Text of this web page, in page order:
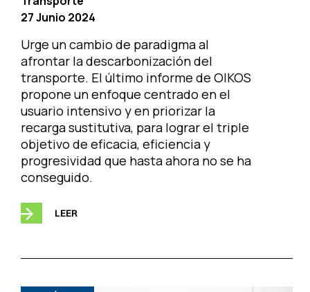
27 Junio 2024
Urge un cambio de paradigma al
afrontar la descarbonización del
transporte. El último informe de OIKOS
propone un enfoque centrado en el
usuario intensivo y en priorizar la
recarga sustitutiva, para lograr el triple
objetivo de eficacia, eficiencia y
progresividad que hasta ahora no se ha
conseguido.
LEER